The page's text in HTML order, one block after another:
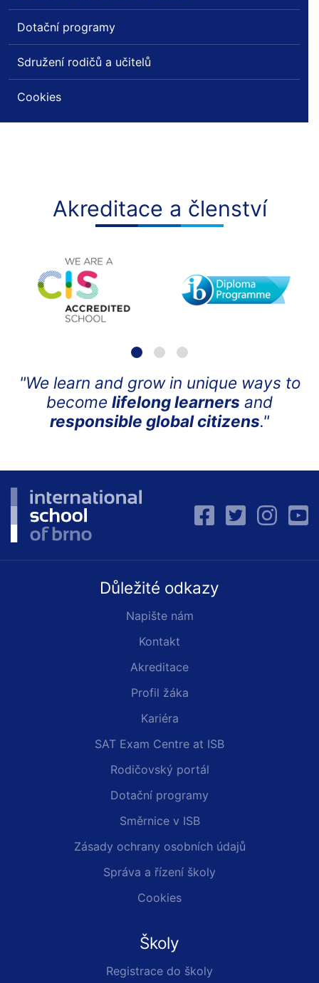
Dotační programy
Sdružení rodičů a učitelů
Cookies
Akreditace a členství
"We learn and grow in unique ways to
become lifelong learners and
responsible global citizens."
Důležité odkazy
Napište nám
Kontakt
Akreditace
Profil žáka
Kariéra
SAT Exam Centre at ISB
Rodičovský portál
Dotační programy
Směrnice v ISB
Zásady ochrany osobních údajů
Správa a řízení školy
Cookies
Školy
Registrace do školy